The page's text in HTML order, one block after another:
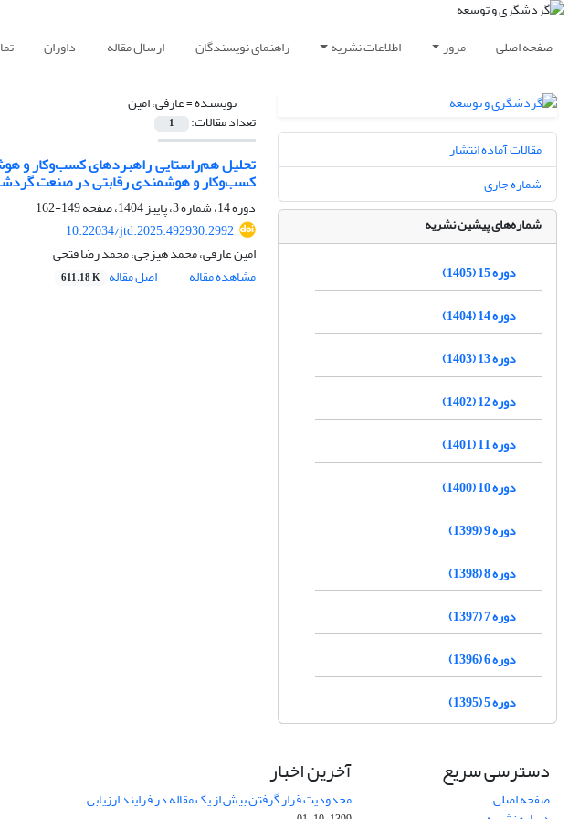
صفحه اصلی مرور اطلاعات نشریه راهنمای نویسندگان ارسال مقاله داوران
نویسنده =عارفی، امین
تعداد مقالات: 1
تحلیل هم‌راستایی راهبرد‌های کسب‌وکار و
کسب‌وکار و هوشمندی رقابتی در صنعت
دوره 14، شماره 3، پاییز 1404، صفحه
149-162
10.22034/jtd.2025.492930.2992
امین عارفی، محمد هیزجی، محمد رضا فتحی
مشاهده مقاله
اصل مقاله 611.18 K
مقالات آماده انتشار
شماره جاری
شماره‌های پیشین نشریه
دوره 15 (1405)
دوره 14 (1404)
دوره 13 (1403)
دوره 12 (1402)
دوره 11 (1401)
دوره 10 (1400)
دوره 9 (1399)
دوره 8 (1398)
دوره 7 (1397)
دوره 6 (1396)
دوره 5 (1395)
دسترسی سریع
صفحه اصلی
آخرین اخبار
محدودیت قرار گرفتن بیش از یک مقاله در فرایند ارزیابی